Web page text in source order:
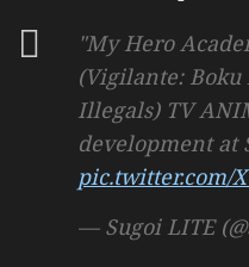
"My Hero
(Vigilante:
Illegals) TV
development at
pic.twitter.com/
— Sugoi LITE